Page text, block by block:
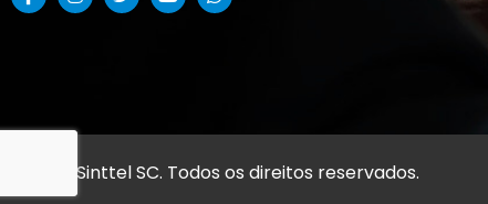
© 2026 Sinttel SC. Todos os direitos reservados.